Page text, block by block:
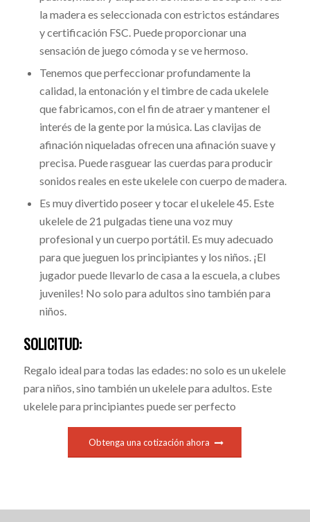
la madera es seleccionada con estrictos estándares
y certificación FSC. Puede proporcionar una
sensación de juego cómoda y se ve hermoso.
Tenemos que perfeccionar profundamente la
calidad, la entonación y el timbre de cada ukelele
que fabricamos, con el fin de atraer y mantener el
interés de la gente por la música. Las clavijas de
afinación niqueladas ofrecen una afinación suave y
precisa. Puede rasguear las cuerdas para producir
sonidos reales en este ukelele con cuerpo de madera.
Es muy divertido poseer y tocar el ukelele 45. Este
ukelele de 21 pulgadas tiene una voz muy
profesional y un cuerpo portátil. Es muy adecuado
para que jueguen los principiantes y los niños. ¡El
jugador puede llevarlo de casa a la escuela, a clubes
juveniles! No solo para adultos sino también para
niños.
SOLICITUD:
Regalo ideal para todas las edades: no solo es un ukelele
para niños, sino también un ukelele para adultos. Este
ukelele para principiantes puede ser perfecto
Obtenga una cotización ahora